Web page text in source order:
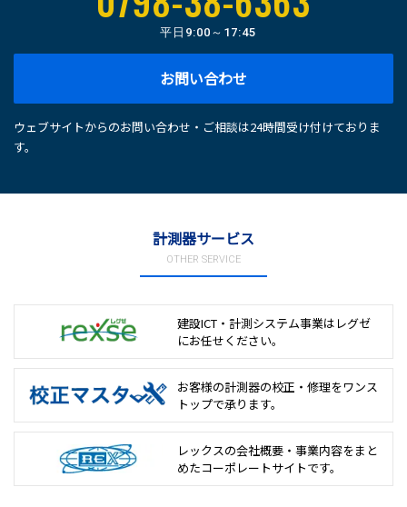
平日 9:00～17:45
お問い合わせ
ウェブサイトからのお問い合わせ・ご相談は24時間受け付けておりま
す。
計測器サービス
OTHER SERVICE
建設ICT・計測システム事業は レグゼ
にお任せください。
お客様の計測器の校正・修理をワンス
トップで承ります。
レックスの会社概要・事業内容をまと
めたコーポレートサイトです。